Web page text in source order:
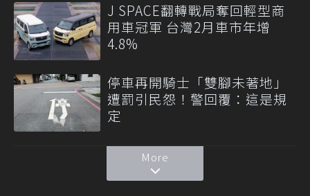
J SPACE翻轉戰局奪回輕型商
用車冠軍 台灣2月車市年增
4.8%
停車再開騎士「雙腳未著地」
遭罰引民怨！警回覆：這是規
定
More